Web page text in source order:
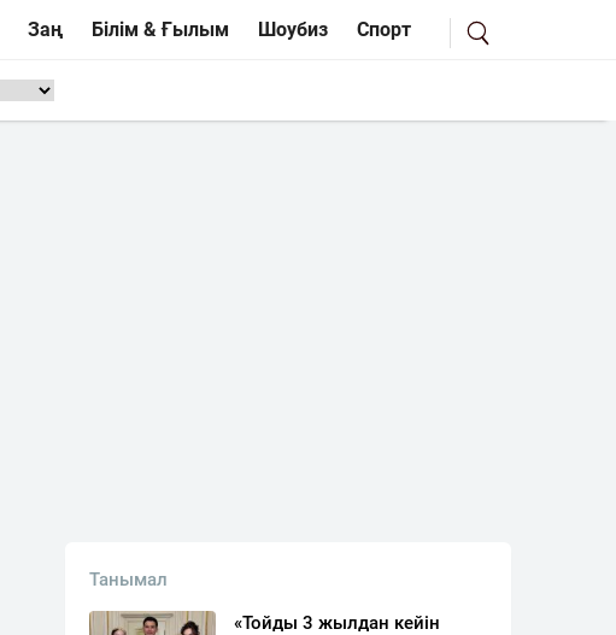
Заң Білім & Ғылым Шоубиз Спорт
Танымал
«Тойды 3 жылдан кейін